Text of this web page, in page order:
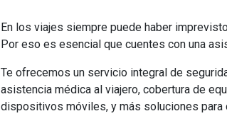
En los viajes siempre puede haber
Por eso es esencial que cuentes con una
Te ofrecemos un servicio integral de
asistencia médica al viajero, cobertura de
dispositivos móviles, y más soluciones para